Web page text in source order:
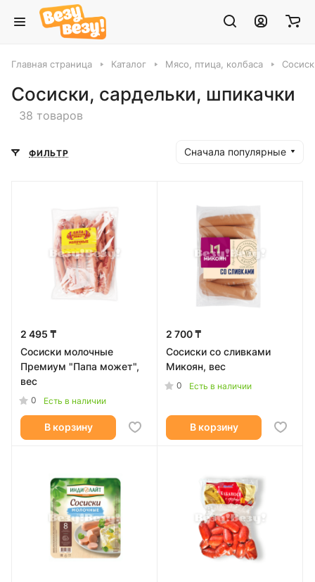
Главная страница Каталог Мясо, птица, колбаса
Сосиски, сардельки, шпикачки
38 товаров
ФИЛЬТР Сначала популярные
2 495 ₸
Сосиски молочные
Премиум "Папа может",
вес
0 Есть в наличии
В корзину
2 700 ₸
Сосиски со сливками
Микоян, вес
0 Есть в наличии
В корзину